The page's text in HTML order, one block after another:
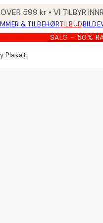
599 kr • VI TILBYR
& TILBEHØRTILBUD
SALG - 50%
Plakat